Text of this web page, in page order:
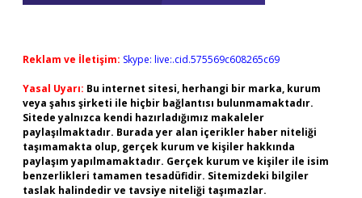
Reklam ve İletişim: Skype: live:.cid.575569c608265c69
Yasal Uyarı: Bu internet sitesi, herhangi bir marka, kurum
veya şahıs şirketi ile hiçbir bağlantısı bulunmamaktadır.
Sitede yalnızca kendi hazırladığımız makaleler
paylaşılmaktadır. Burada yer alan içerikler haber niteliği
taşımamakta olup, gerçek kurum ve kişiler hakkında
paylaşım yapılmamaktadır. Gerçek kurum ve kişiler ile isim
benzerlikleri tamamen tesadüfidir. Sitemizdeki bilgiler
taslak halindedir ve tavsiye niteliği taşımazlar.